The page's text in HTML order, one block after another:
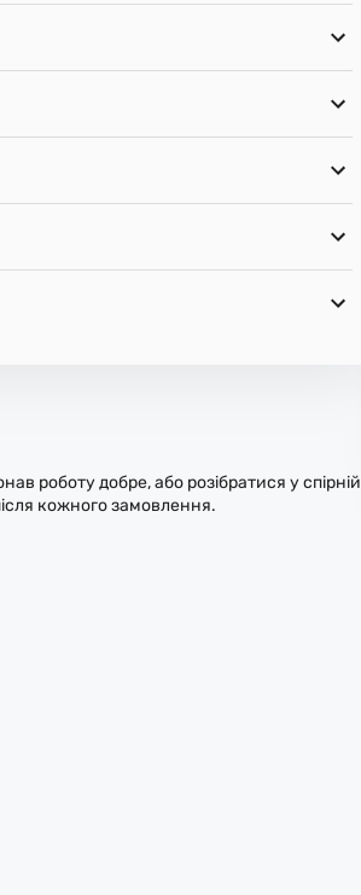
роботу добре, або розібратися у спірній
кожного замовлення.